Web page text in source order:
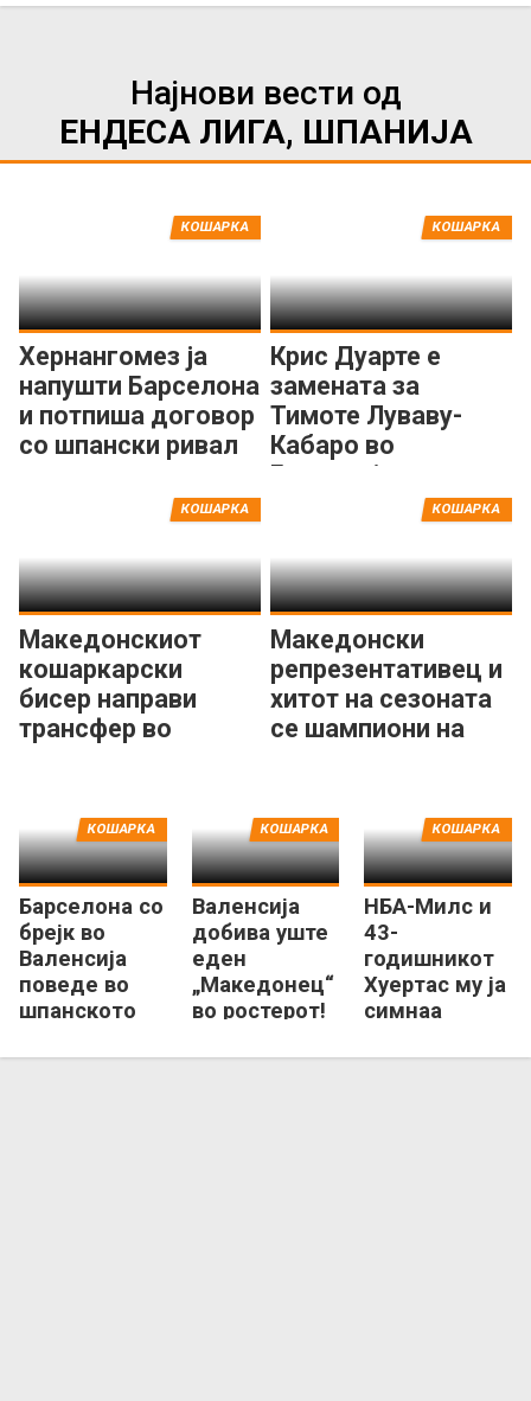
Најнови вести од
ЕНДЕСА ЛИГА, ШПАНИЈА
Хернангомез ја
напушти Барселона
и потпиша договор
со шпански ривал
КОШАРКА
Крис Дуарте е
замената за
Тимоте Луваву-
Кабаро во
Басконија
КОШАРКА
Македонскиот
кошаркарски
бисер направи
трансфер во
КОШАРКА
Македонски
репрезентативец и
хитот на сезоната
се шампиони на
КОШАРКА
Барселона со
брејк во
Валенсија
поведе во
шпанското
КОШАРКА
Валенсија
добива уште
еден
„Македонец“
во ростерот!
КОШАРКА
НБА-Милс и
43-
годишникот
Хуертас му ја
симнаа
„кралот“ во
КОШАРКА